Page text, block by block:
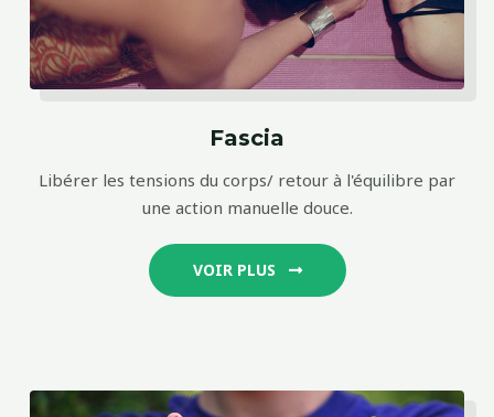
Fascia
Libérer les tensions du corps/ retour à l'équilibre par
une action manuelle douce.
VOIR PLUS